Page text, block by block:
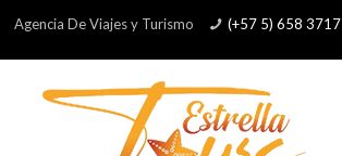
Agencia De Viajes y Turismo (+57 5) 658 3717